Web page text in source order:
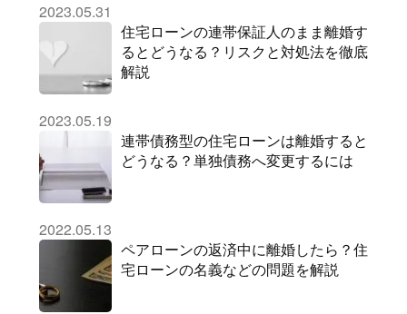
2023.05.31
住宅ローンの連帯保証人のまま離婚す
るとどうなる？リスクと対処法を徹底
解説
2023.05.19
連帯債務型の住宅ローンは離婚すると
どうなる？単独債務へ変更するには
2022.05.13
ペアローンの返済中に離婚したら？住
宅ローンの名義などの問題を解説